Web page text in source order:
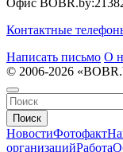
Офис BOBR.by:
Контактные
Написать письмо О
© 2006-2026
Поиск
НовостиФотофакт
организацийРабота